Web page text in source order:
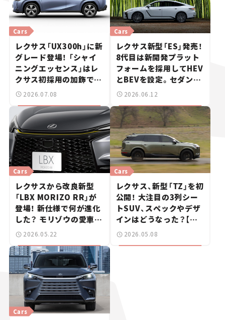
Cars
レクサス「UX300h」に新
グレード登場！ 「シャイ
ニングエッセンス」はレ
クサス初採用の加飾で上
質感アップ【新車ニュー
2026.07.08
Cars
レクサス新型「ES」発売！
8代目は新開発プラット
フォームを採用してHEV
とBEVを設定。セダンは
まだまだ終わらない！【新
2026.06.12
Cars
レクサスから改良新型
「LBX MORIZO RR」が
登場！ 新仕様で何が進化
した？ モリゾウの愛車を
イメージした“個性”に
2026.05.22
Cars
レクサス、新型「TZ」を初
公開！ 大注目の3列シー
トSUV、スペックやデザ
インはどうなった？【新
車ニュース】
2026.05.08
Cars